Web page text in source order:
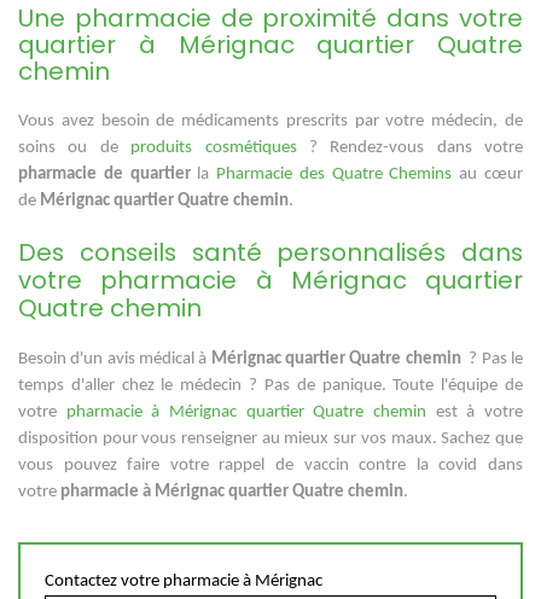
Une pharmacie de proximité dans votre
quartier à Mérignac quartier Quatre
chemin
Vous avez besoin de médicaments prescrits par votre médecin, de
soins ou de produits cosmétiques? Rendez-vous dans votre
pharmacie de quartierla Pharmacie des Quatre Chemins au cœur
de Mérignac quartier Quatre chemin.
Des conseils santé personnalisés dans
votre pharmacie à Mérignac quartier
Quatre chemin
Besoin d'un avis médical à Mérignac quartier Quatre chemin ? Pas le
temps d'aller chez le médecin ? Pas de panique. Toute l'équipe de
votre pharmacie à Mérignac quartier Quatre chemin est à votre
disposition pour vous renseigner au mieux sur vos maux. Sachez que
vous pouvez faire votre rappel de vaccin contre la covid dans
votre pharmacie à Mérignac quartier Quatre chemin.
Contactez votre pharmacie à Mérignac